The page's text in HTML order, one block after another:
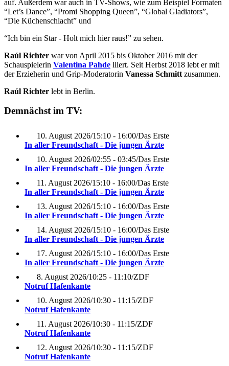
auf. Außerdem war auch in TV-Shows, wie zum Beispiel Formaten
“Let’s Dance”, “Promi Shopping Queen”, “Global Gladiators”,
“Die Küchenschlacht” und
“Ich bin ein Star - Holt mich hier raus!” zu sehen.
Raúl Richter war von April 2015 bis Oktober 2016 mit der
Schauspielerin Valentina Pahde liiert. Seit Herbst 2018 lebt er mit
der Erzieherin und Grip-Moderatorin Vanessa Schmitt zusammen.
Raúl Richter lebt in Berlin.
Demnächst im TV:
10. August 2026/15:10 - 16:00/Das Erste
In aller Freundschaft - Die jungen Ärzte
10. August 2026/02:55 - 03:45/Das Erste
In aller Freundschaft - Die jungen Ärzte
11. August 2026/15:10 - 16:00/Das Erste
In aller Freundschaft - Die jungen Ärzte
13. August 2026/15:10 - 16:00/Das Erste
In aller Freundschaft - Die jungen Ärzte
14. August 2026/15:10 - 16:00/Das Erste
In aller Freundschaft - Die jungen Ärzte
17. August 2026/15:10 - 16:00/Das Erste
In aller Freundschaft - Die jungen Ärzte
8. August 2026/10:25 - 11:10/ZDF
Notruf Hafenkante
10. August 2026/10:30 - 11:15/ZDF
Notruf Hafenkante
11. August 2026/10:30 - 11:15/ZDF
Notruf Hafenkante
12. August 2026/10:30 - 11:15/ZDF
Notruf Hafenkante